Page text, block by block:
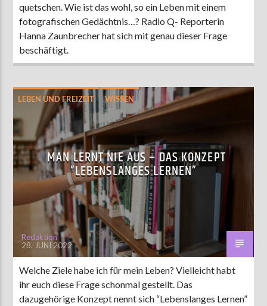
quetschen. Wie ist das wohl, so ein Leben mit einem
fotografischen Gedächtnis…? Radio Q- Reporterin
Hanna Zaunbrecher hat sich mit genau dieser Frage
beschäftigt.
LEBEN UND FREIZEIT WISSEN
MAN LERNT NIE AUS – DAS KONZEPT
“LEBENSLANGES LERNEN”
Redaktion
28. JUNI 2022
Welche Ziele habe ich für mein Leben? Vielleicht habt
ihr euch diese Frage schonmal gestellt. Das
dazugehörige Konzept nennt sich “Lebenslanges Lernen”